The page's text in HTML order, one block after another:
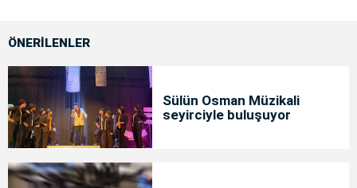
ÖNERİLENLER
Sülün Osman Müzikali
seyirciyle buluşuyor